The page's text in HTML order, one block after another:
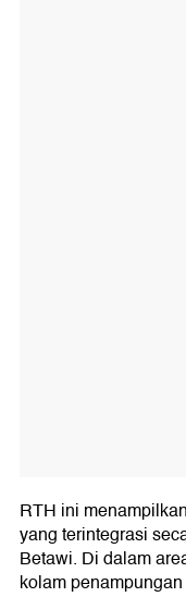
RTH ini
yang terintegrasi
Betawi. Di dalam
kolam